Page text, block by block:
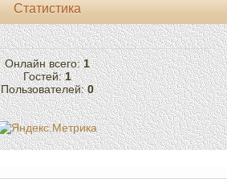
Статистика
Онлайн всего:1
Гостей:1
Пользователей:0